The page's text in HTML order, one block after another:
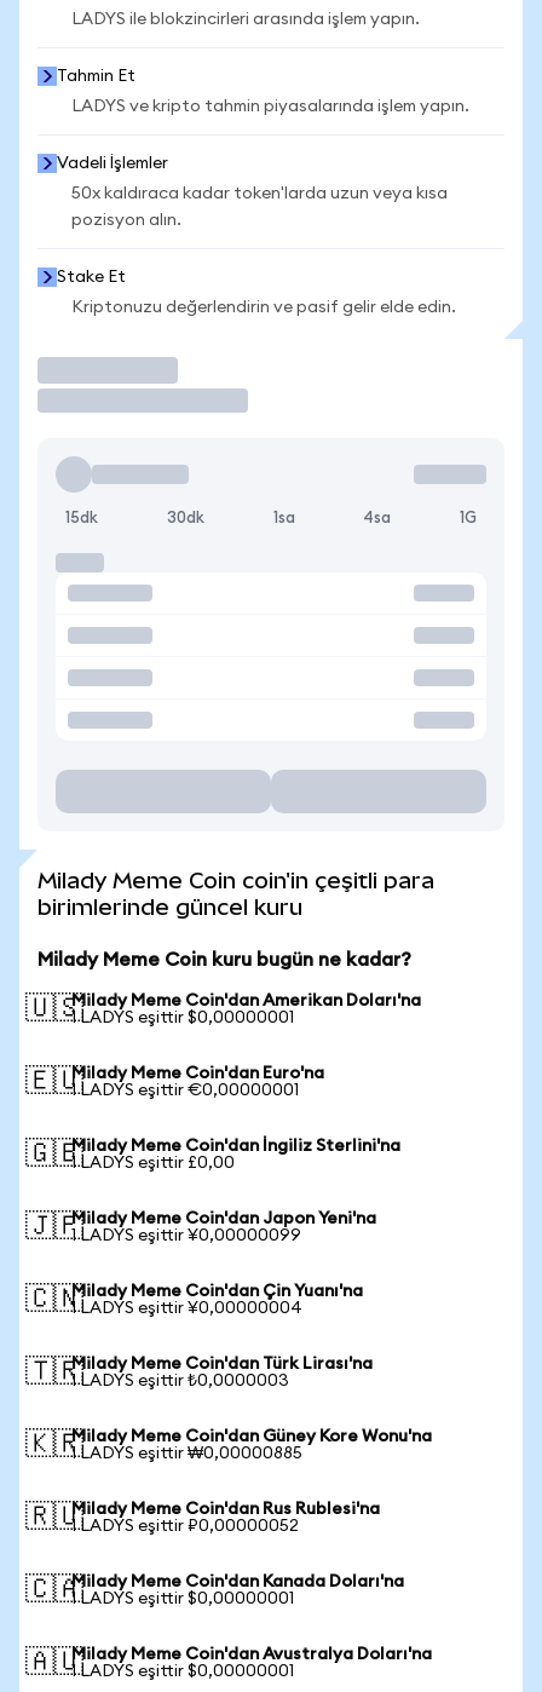
LADYS ile blokzincirleri arasında işlem yapın.
Tahmin Et
LADYS ve kripto tahmin piyasalarında işlem yapın.
Vadeli İşlemler
50x kaldıraca kadar token'larda uzun veya kısa
pozisyon alın.
Stake Et
Kriptonuzu değerlendirin ve pasif gelir elde edin.
15dk 30dk 1sa 4sa 1G
Milady Meme Coin coin'in çeşitli para
birimlerinde güncel kuru
Milady Meme Coin kuru bugün ne kadar?
🇺🇸Milady Meme Coin'dan Amerikan Doları'na
1 LADYS eşittir $0,00000001
🇪🇺Milady Meme Coin'dan Euro'na
1 LADYS eşittir €0,00000001
🇬🇧Milady Meme Coin'dan İngiliz Sterlini'na
1 LADYS eşittir £0,00
🇯🇵Milady Meme Coin'dan Japon Yeni'na
1 LADYS eşittir ¥0,00000099
🇨🇳Milady Meme Coin'dan Çin Yuanı'na
1 LADYS eşittir ¥0,00000004
🇹🇷Milady Meme Coin'dan Türk Lirası'na
1 LADYS eşittir ₺0,0000003
🇰🇷Milady Meme Coin'dan Güney Kore Wonu'na
1 LADYS eşittir ₩0,00000885
🇷🇺Milady Meme Coin'dan Rus Rublesi'na
1 LADYS eşittir ₽0,00000052
🇨🇦Milady Meme Coin'dan Kanada Doları'na
1 LADYS eşittir $0,00000001
🇦🇺Milady Meme Coin'dan Avustralya Doları'na
1 LADYS eşittir $0,00000001